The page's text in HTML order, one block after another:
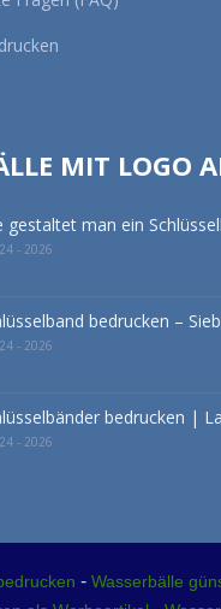
MIT LOGO
gestaltet man ein
- 2026
bedrucken –
- 2026
bedrucken |
- 2026
- Wasserbälle